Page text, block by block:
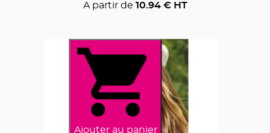
A partir de 10.94€ HT
Ajouter au panier